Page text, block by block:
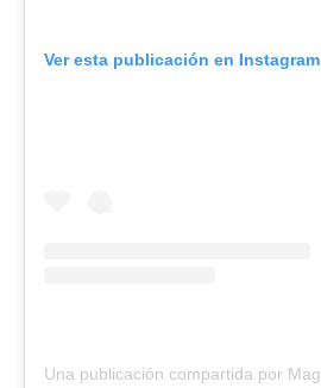
Ver esta publicación en Instagram